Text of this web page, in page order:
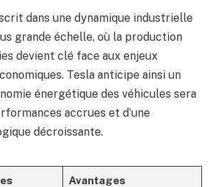
dans une dynamique industrielle
grande échelle, où la production
devient clé face aux enjeux
Tesla anticipe ainsi un
énergétique des véhicules sera
accrues et d’une
décroissante.
Avantages